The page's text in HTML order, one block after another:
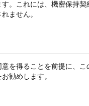
。これには、機密保持
ません。
を得ることを前提に、こ
勧めします。